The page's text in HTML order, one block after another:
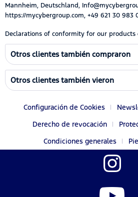
Mannheim, Deutschland,
https://mycybergroup.com, +49 621 30 983
Declarations of conformity for our products
Otros clientes también compraron
Otros clientes también vieron
Configuración de Cookies
Derecho de revocación
Condiciones generales